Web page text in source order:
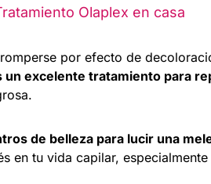
Olaplex en casa
por efecto de
un excelente tratamiento para
de belleza para lucir una
en tu vida capilar,